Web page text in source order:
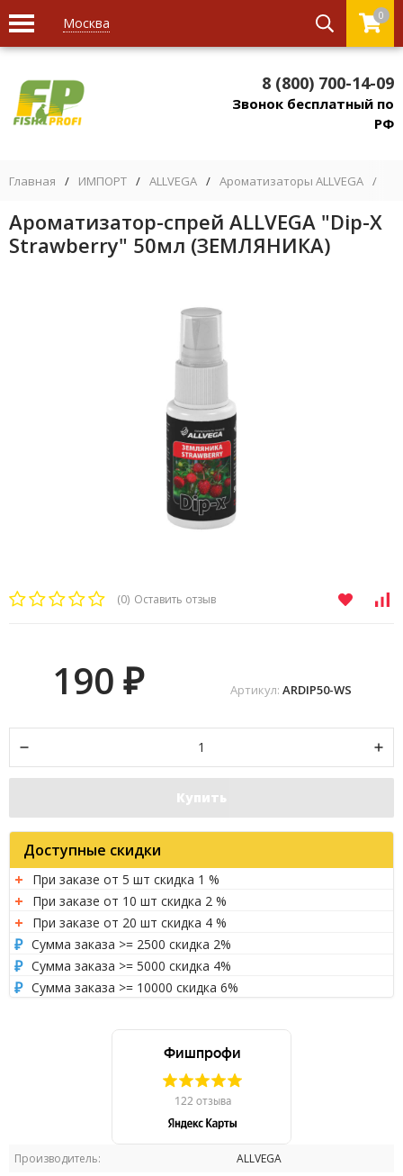
Москва 0
8 (800) 700-14-09
Звонок бесплатный по
РФ
Главная / ИМПОРТ / ALLVEGA / Ароматизаторы ALLVEGA /
Ароматизатор-спрей ALLVEGA "Dip-X
Strawberry" 50мл (ЗЕМЛЯНИКА)
(0) Оставить отзыв
Производитель:
ALLVEGA
Артикул: ARDIP50-WS
190 ₽
Купить
Доступные скидки
При заказе от 5 шт скидка 1 %
При заказе от 10 шт скидка 2 %
При заказе от 20 шт скидка 4 %
Сумма заказа >= 2500 скидка 2%
Сумма заказа >= 5000 скидка 4%
Сумма заказа >= 10000 скидка 6%